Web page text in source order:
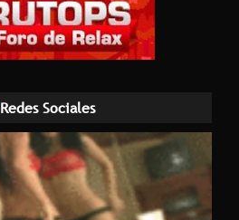
Redes Sociales